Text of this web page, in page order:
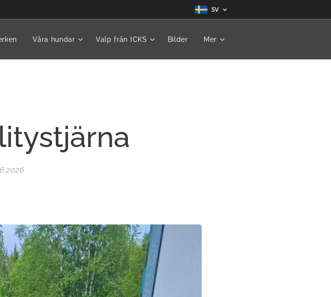
SV
Våra hundar Valp från ICKS Bilder Mer